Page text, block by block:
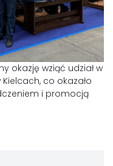
okazję wziąć udział w
co okazało
i promocją